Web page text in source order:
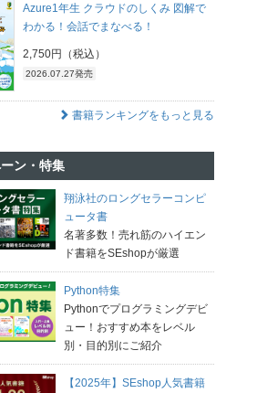
Azure1年生 クラウドのしくみ 図解で
わかる！会話でまなべる！
2,750円（税込）
2026.07.27発売
書籍ランキングをもっと見る
ン・特集
翔泳社のロングセラーコンピ
ュータ書
名著多数！売れ筋のハイエン
ド書籍をSEshopが厳選
Python特集
Pythonでプログラミングデビ
ュー！おすすめ本をレベル
別・目的別にご紹介
【2025年】SEshop人気書籍